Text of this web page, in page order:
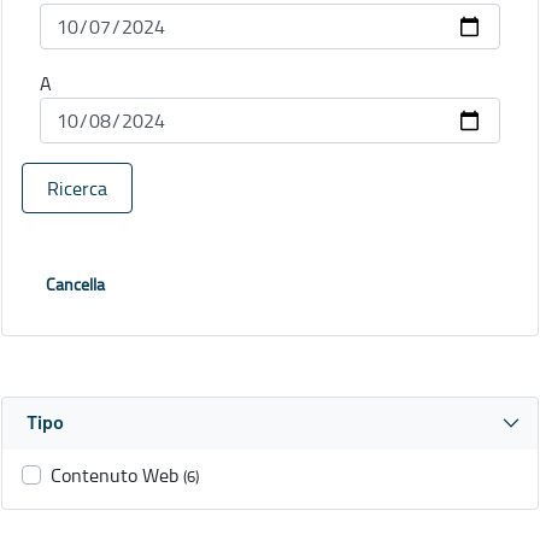
A
Ricerca
Cancella
Tipo
Contenuto Web (6)